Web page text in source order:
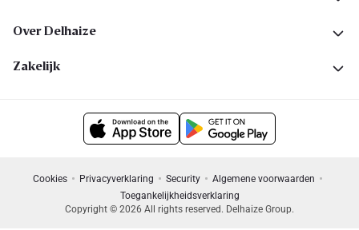
Over Delhaize
Zakelijk
Cookies Privacyverklaring Security
Algemene voorwaarden
Toegankelijkheidsverklaring
Copyright © 2026 All rights reserved. Delhaize Group.